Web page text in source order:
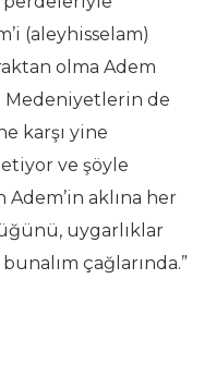
(aleyhisselam)
olma Adem
Medeniyetlerin de
karşı yine
ve şöyle
Adem’in aklına her
uygarlıklar
çağlarında.”